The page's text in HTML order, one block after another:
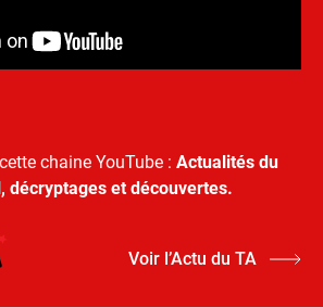
chaine YouTube : Actualités du
décryptages et découvertes.
Voir l’Actu du TA